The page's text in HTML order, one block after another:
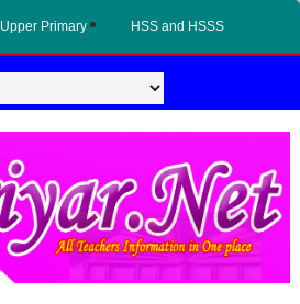
Upper Primary HSS and HSSS